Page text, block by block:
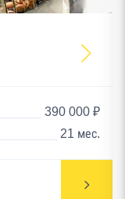
390 000 ₽
21 мес.